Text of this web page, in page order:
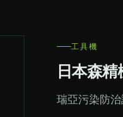
工具機
日本森
瑞亞污染防治